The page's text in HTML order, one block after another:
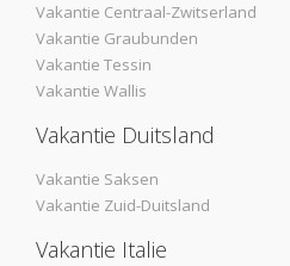
Vakantie Centraal-Zwitserland
Vakantie Graubunden
Vakantie Tessin
Vakantie Wallis
Vakantie Duitsland
Vakantie Saksen
Vakantie Zuid-Duitsland
Vakantie Italie